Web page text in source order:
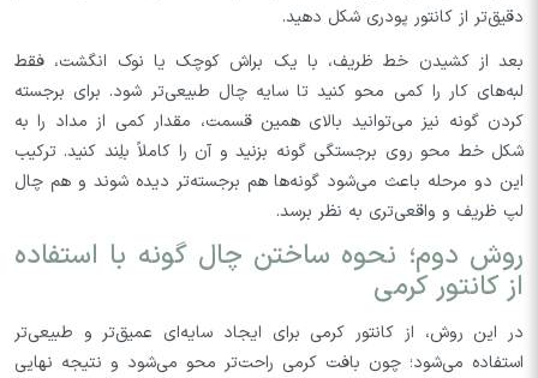
دقیق‌تر از کانتور پودری شکل دهید.
بعد از کشیدن خط ظریف، با یک براش کوچک یا نوک انگشت، فقط
لبه‌های کار را کمی محو کنید تا سایه چال طبیعی‌تر شود. برای برجسته
کردن گونه نیز می‌توانید بالای همین قسمت، مقدار کمی از مداد را به
شکل خط محو روی برجستگی گونه بزنید و آن را کاملاً بلِند کنید. ترکیب
این دو مرحله باعث می‌شود گونه‌ها هم برجسته‌تر دیده شوند و هم چال
لپ ظریف و واقعی‌تری به نظر برسد.
روش دوم؛ نحوه ساختن چال گونه با استفاده
از کانتور کرمی
در این روش، از کانتور کرمی برای ایجاد سایه‌ای عمیق‌تر و طبیعی‌تر
استفاده می‌شود؛ چون بافت کرمی راحت‌تر محو می‌شود و نتیجه نهایی